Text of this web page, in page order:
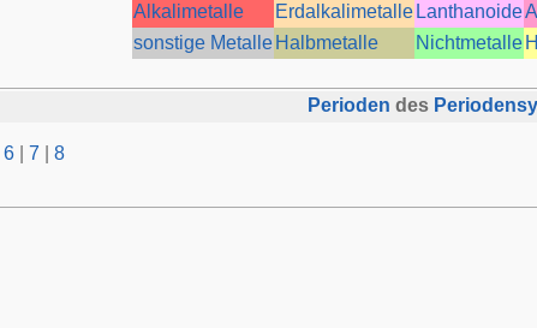
Alkalimetalle
Erdalkalimetalle Lanthanoide
sonstige Metalle Halbmetalle Nichtmetalle
Perioden des
6 7 8